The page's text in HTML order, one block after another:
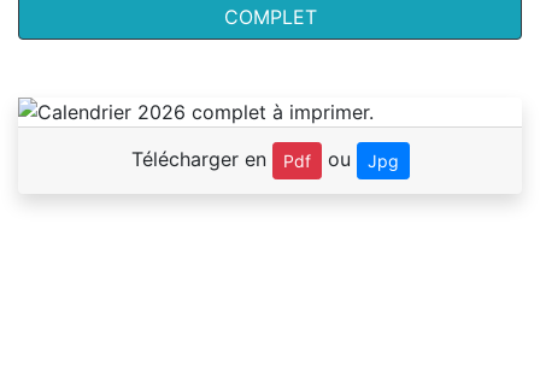
COMPLET
Télécharger en Pdf ou Jpg